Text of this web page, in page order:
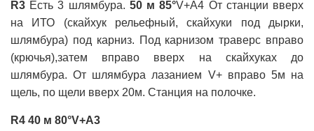
R3 Есть 3 шлямбура. 50 м 85°V+A4 От станции вверх
на ИТО (скайхук рельефный, скайхуки под дырки,
шлямбура) под карниз. Под карнизом траверс вправо
(крючья),затем вправо вверх на скайхуках до
шлямбура. От шлямбура лазанием V+ вправо 5м на
щель, по щели вверх 20м. Станция на полочке.
R4 40 м 80°V+A3